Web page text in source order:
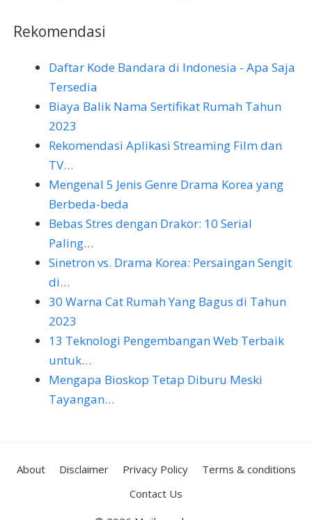
Rekomendasi
Daftar Kode Bandara di Indonesia - Apa Saja
Tersedia
Biaya Balik Nama Sertifikat Rumah Tahun
2023
Rekomendasi Aplikasi Streaming Film dan
TV…
Mengenal 5 Jenis Genre Drama Korea yang
Berbeda-beda
Bebas Stres dengan Drakor: 10 Serial
Paling…
Sinetron vs. Drama Korea: Persaingan Sengit
di…
30 Warna Cat Rumah Yang Bagus di Tahun
2023
13 Teknologi Pengembangan Web Terbaik
untuk…
Mengapa Bioskop Tetap Diburu Meski
Tayangan…
About Disclaimer Privacy Policy
Terms & conditions
Contact Us